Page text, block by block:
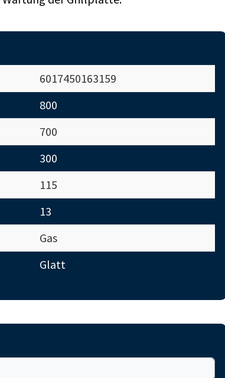
6017450163159
800
700
300
115
13
Gas
Glatt